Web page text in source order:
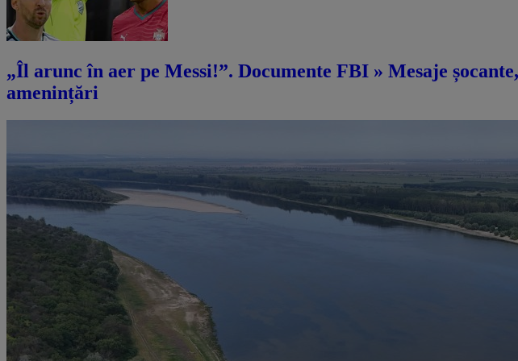
„Îl arunc în aer pe Messi!”. Documente FBI » Mesaje
amenințări